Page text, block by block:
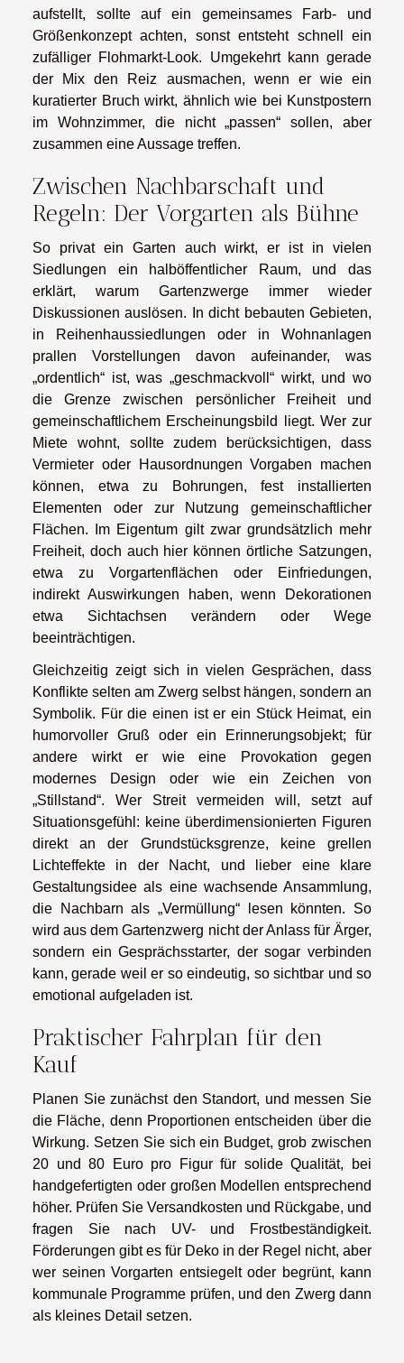
aufstellt, sollte auf ein gemeinsames Farb- und
Größenkonzept achten, sonst entsteht schnell ein
zufälliger Flohmarkt-Look. Umgekehrt kann gerade
der Mix den Reiz ausmachen, wenn er wie ein
kuratierter Bruch wirkt, ähnlich wie bei Kunstpostern
im Wohnzimmer, die nicht „passen“ sollen, aber
zusammen eine Aussage treffen.
Zwischen Nachbarschaft und
Regeln: Der Vorgarten als Bühne
So privat ein Garten auch wirkt, er ist in vielen
Siedlungen ein halböffentlicher Raum, und das
erklärt, warum Gartenzwerge immer wieder
Diskussionen auslösen. In dicht bebauten Gebieten,
in Reihenhaussiedlungen oder in Wohnanlagen
prallen Vorstellungen davon aufeinander, was
„ordentlich“ ist, was „geschmackvoll“ wirkt, und wo
die Grenze zwischen persönlicher Freiheit und
gemeinschaftlichem Erscheinungsbild liegt. Wer zur
Miete wohnt, sollte zudem berücksichtigen, dass
Vermieter oder Hausordnungen Vorgaben machen
können, etwa zu Bohrungen, fest installierten
Elementen oder zur Nutzung gemeinschaftlicher
Flächen. Im Eigentum gilt zwar grundsätzlich mehr
Freiheit, doch auch hier können örtliche Satzungen,
etwa zu Vorgartenflächen oder Einfriedungen,
indirekt Auswirkungen haben, wenn Dekorationen
etwa Sichtachsen verändern oder Wege
beeinträchtigen.
Gleichzeitig zeigt sich in vielen Gesprächen, dass
Konflikte selten am Zwerg selbst hängen, sondern an
Symbolik. Für die einen ist er ein Stück Heimat, ein
humorvoller Gruß oder ein Erinnerungsobjekt; für
andere wirkt er wie eine Provokation gegen
modernes Design oder wie ein Zeichen von
„Stillstand“. Wer Streit vermeiden will, setzt auf
Situationsgefühl: keine überdimensionierten Figuren
direkt an der Grundstücksgrenze, keine grellen
Lichteffekte in der Nacht, und lieber eine klare
Gestaltungsidee als eine wachsende Ansammlung,
die Nachbarn als „Vermüllung“ lesen könnten. So
wird aus dem Gartenzwerg nicht der Anlass für Ärger,
sondern ein Gesprächsstarter, der sogar verbinden
kann, gerade weil er so eindeutig, so sichtbar und so
emotional aufgeladen ist.
Praktischer Fahrplan für den
Kauf
Planen Sie zunächst den Standort, und messen Sie
die Fläche, denn Proportionen entscheiden über die
Wirkung. Setzen Sie sich ein Budget, grob zwischen
20 und 80 Euro pro Figur für solide Qualität, bei
handgefertigten oder großen Modellen entsprechend
höher. Prüfen Sie Versandkosten und Rückgabe, und
fragen Sie nach UV- und Frostbeständigkeit.
Förderungen gibt es für Deko in der Regel nicht, aber
wer seinen Vorgarten entsiegelt oder begrünt, kann
kommunale Programme prüfen, und den Zwerg dann
als kleines Detail setzen.